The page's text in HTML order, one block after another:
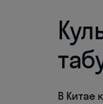
В Китае